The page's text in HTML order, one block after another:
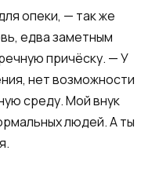
опеки, — так же
едва заметным
причёску. — У
нет возможности
среду. Мой внук
людей. А ты